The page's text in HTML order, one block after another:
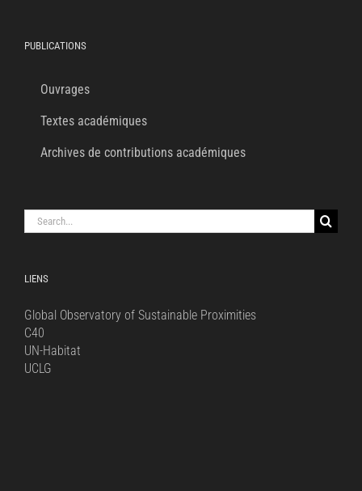
PUBLICATIONS
Ouvrages
Textes académiques
Archives de contributions académiques
Search
for:
LIENS
Global Observatory of Sustainable Proximities
C40
UN-Habitat
UCLG